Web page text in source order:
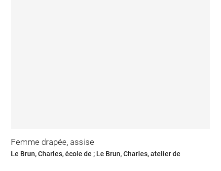
Femme drapée, assise
Le Brun, Charles, école de ; Le Brun, Charles, atelier de